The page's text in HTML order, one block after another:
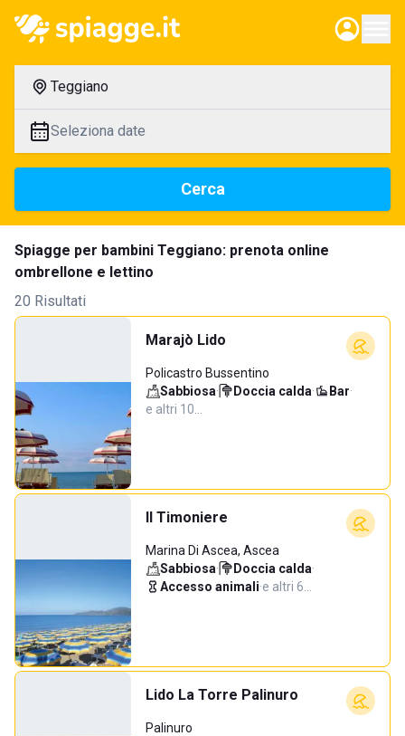
Teggiano
Seleziona date
Cerca
Spiagge per bambini Teggiano: prenota online
ombrellone e lettino
20 Risultati
Marajò Lido
Policastro Bussentino
Sabbiosa· Doccia calda· Bar·
e altri 10…
Il Timoniere
Marina Di Ascea, Ascea
Sabbiosa· Doccia calda·
Accesso animali·e altri 6…
Lido La Torre Palinuro
Palinuro